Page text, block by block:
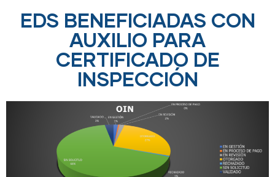
EDS BENEFICIADAS CON
AUXILIO PARA
CERTIFICADO DE
INSPECCIÓN